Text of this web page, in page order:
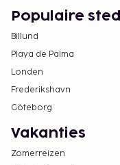
Populaire
Billund
Playa de Palma
Londen
Frederikshavn
Göteborg
Vakanties
Zomerreizen